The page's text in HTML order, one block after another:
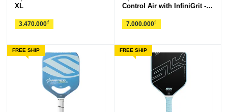
XL
3.470.000₫
Control Air with InfiniGrit -
7.000.000₫
FREE SHIP FREE SHIP